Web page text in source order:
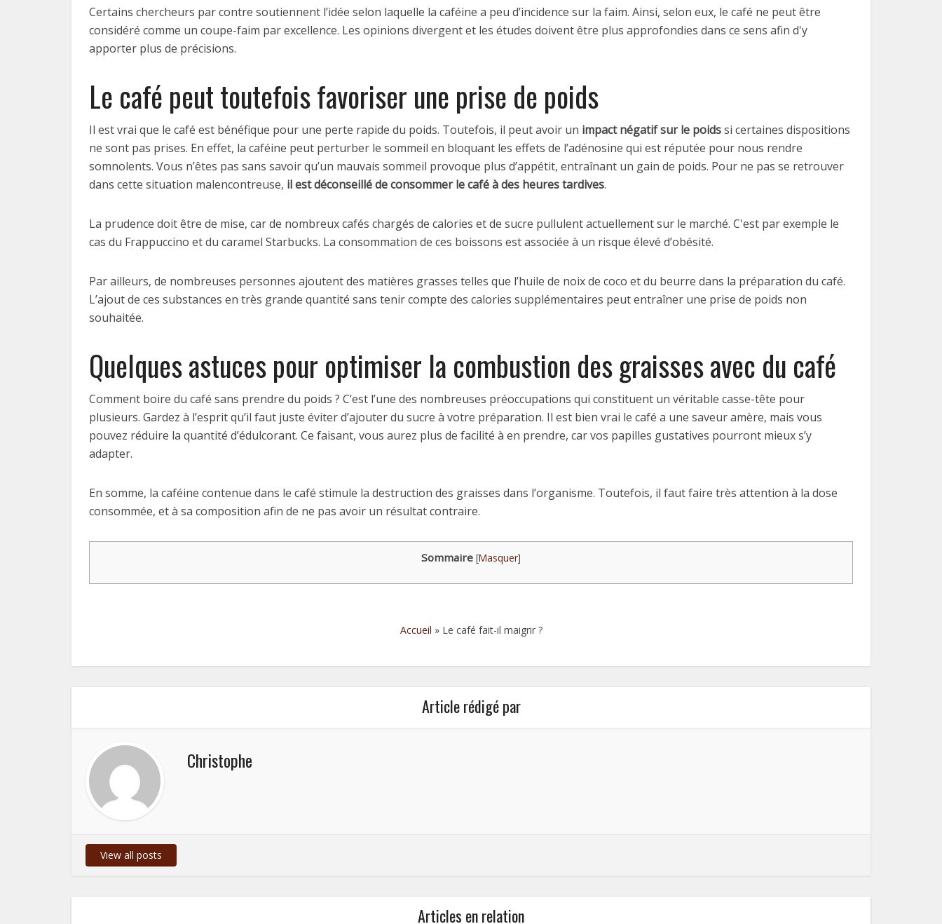
Certains chercheurs par contre soutiennent l’idée selon laquelle la caféine a peu d’incidence sur la faim. Ainsi, selon eux, le café ne peut être
considéré comme un coupe-faim par excellence. Les opinions divergent et les études doivent être plus approfondies dans ce sens afin d'y
apporter plus de précisions.
Le café peut toutefois favoriser une prise de poids
Il est vrai que le café est bénéfique pour une perte rapide du poids. Toutefois, il peut avoir un impact négatif sur le poidssi certaines dispositions
ne sont pas prises. En effet, la caféine peut perturber le sommeil en bloquant les effets de l’adénosine qui est réputée pour nous rendre
somnolents. Vous n’êtes pas sans savoir qu’un mauvais sommeil provoque plus d’appétit, entraînant un gain de poids. Pour ne pas se retrouver
dans cette situation malencontreuse, il est déconseillé de consommer le café à des heures tardives.
La prudence doit être de mise, car de nombreux cafés chargés de calories et de sucre pullulent actuellement sur le marché. C'est par exemple le
cas du Frappuccino et du caramel Starbucks. La consommation de ces boissons est associée à un risque élevé d’obésité.
Par ailleurs, de nombreuses personnes ajoutent des matières grasses telles que l’huile de noix de coco et du beurre dans la préparation du café.
L’ajout de ces substances en très grande quantité sans tenir compte des calories supplémentaires peut entraîner une prise de poids non
souhaitée.
Quelques astuces pour optimiser la combustion des graisses avec du café
Comment boire du café sans prendre du poids ? C’est l’une des nombreuses préoccupations qui constituent un véritable casse-tête pour
plusieurs. Gardez à l’esprit qu’il faut juste éviter d’ajouter du sucre à votre préparation. Il est bien vrai le café a une saveur amère, mais vous
pouvez réduire la quantité d’édulcorant. Ce faisant, vous aurez plus de facilité à en prendre, car vos papilles gustatives pourront mieux s’y
adapter.
En somme, la caféine contenue dans le café stimule la destruction des graisses dans l’organisme. Toutefois, il faut faire très attention à la dose
consommée, et à sa composition afin de ne pas avoir un résultat contraire.
Sommaire [Masquer]
Accueil » Le café fait-il maigrir ?
Article rédigé par
Christophe
View all posts
Articles en relation